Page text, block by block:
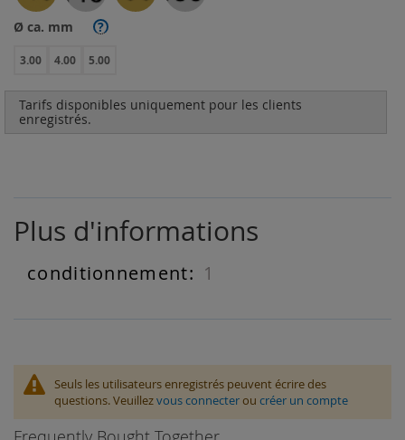
Ø ca. mm ?
3.00 4.00 5.00
Tarifs disponibles uniquement pour les clients
enregistrés.
Plus d'informations
Plus
1
Seuls les utilisateurs enregistrés peuvent écrire des
questions. Veuillezvous connecterou créer un compte